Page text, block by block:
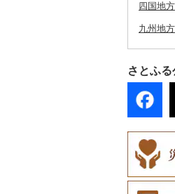
網走市
浦河町
広尾
中札
滝川
比布
鶴居村
釧路
つ
弘
平
洋
気
美
大
八
舟
最
寒
本
柳
行
結
野
邑
板
蓮
川
館
大
稲
世
三
大
妙
聖
南
昭
東
中
郡
白
掛
伊
東
犬
東
玉
京
舞
柏
羽
南
洲
平
黒
上
白
す
飯
安
隠
久
真
世
大
北
柳
平
四国地方
徳島県
香川
愛媛
高知
九州地方
福岡
那
佐賀
長崎
熊本
大分県
宮崎
さとふる